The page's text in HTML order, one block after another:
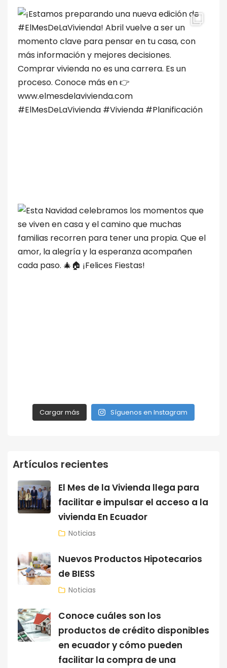
Cargar más Síguenos en Instagram
Artículos recientes
El Mes de la Vivienda llega para
facilitar e impulsar el acceso a la
vivienda En Ecuador
Noticias
Nuevos Productos Hipotecarios
de BIESS
Noticias
Conoce cuáles son los
productos de crédito disponibles
en ecuador y cómo pueden
facilitar la compra de una